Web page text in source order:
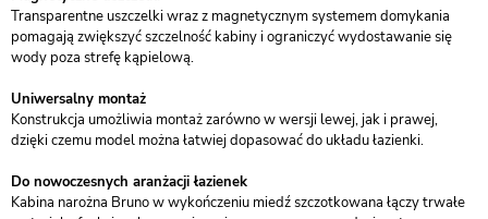
Transparentne uszczelki wraz z magnetycznym systemem domykania
pomagają zwiększyć szczelność kabiny i ograniczyć wydostawanie się
wody poza strefę kąpielową.
Uniwersalny montaż
Konstrukcja umożliwia montaż zarówno w wersji lewej, jak i prawej,
dzięki czemu model można łatwiej dopasować do układu łazienki.
Do nowoczesnych aranżacji łazienek
Kabina narożna Bruno w wykończeniu miedź szczotkowana łączy trwałe